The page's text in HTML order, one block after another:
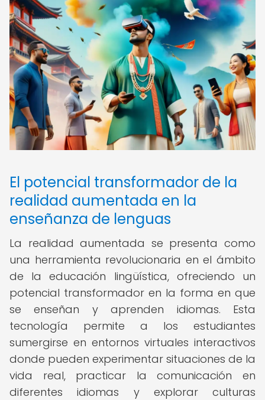
El potencial transformador de la
realidad aumentada en la
enseñanza de lenguas
La realidad aumentada se presenta como
una herramienta revolucionaria en el ámbito
de la educación lingüística, ofreciendo un
potencial transformador en la forma en que
se enseñan y aprenden idiomas. Esta
tecnología permite a los estudiantes
sumergirse en entornos virtuales interactivos
donde pueden experimentar situaciones de la
vida real, practicar la comunicación en
diferentes idiomas y explorar culturas